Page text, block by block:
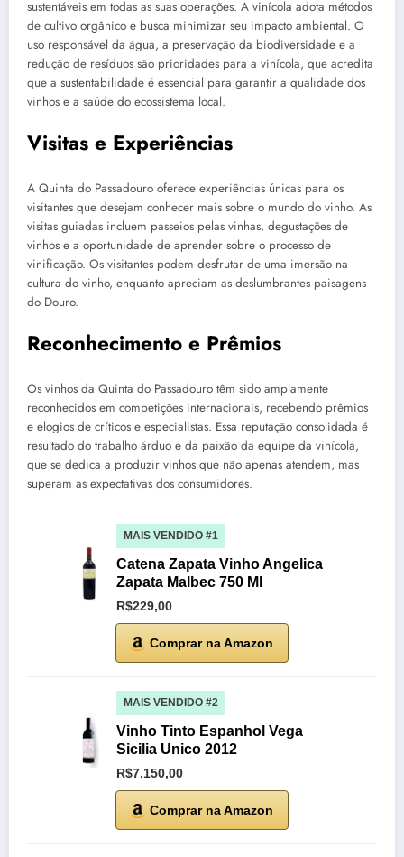
sustentáveis em todas as suas operações. A vinícola adota métodos
de cultivo orgânico e busca minimizar seu impacto ambiental. O
uso responsável da água, a preservação da biodiversidade e a
redução de resíduos são prioridades para a vinícola, que acredita
que a sustentabilidade é essencial para garantir a qualidade dos
vinhos e a saúde do ecossistema local.
Visitas e Experiências
A Quinta do Passadouro oferece experiências únicas para os
visitantes que desejam conhecer mais sobre o mundo do vinho. As
visitas guiadas incluem passeios pelas vinhas, degustações de
vinhos e a oportunidade de aprender sobre o processo de
vinificação. Os visitantes podem desfrutar de uma imersão na
cultura do vinho, enquanto apreciam as deslumbrantes paisagens
do Douro.
Reconhecimento e Prêmios
Os vinhos da Quinta do Passadouro têm sido amplamente
reconhecidos em competições internacionais, recebendo prêmios
e elogios de críticos e especialistas. Essa reputação consolidada é
resultado do trabalho árduo e da paixão da equipe da vinícola,
que se dedica a produzir vinhos que não apenas atendem, mas
superam as expectativas dos consumidores.
MAIS VENDIDO #1
Catena Zapata Vinho Angelica
Zapata Malbec 750 Ml
R$229,00
Comprar na Amazon
MAIS VENDIDO #2
Vinho Tinto Espanhol Vega
Sicilia Unico 2012
R$7.150,00
Comprar na Amazon